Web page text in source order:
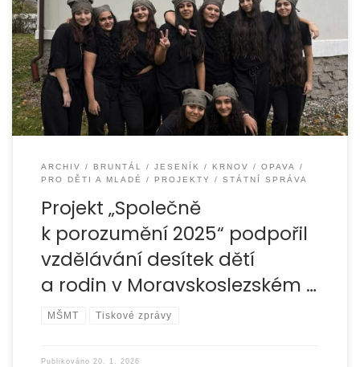
Organizace EUROTOPIA.CZ, o.p.s. v průběhu roku 2025
realizovala projekt „Společně k porozumění 2025“, jehož
cílem bylo podpořit vzdělávání dětí ze sociálně
znevýhodněného
ARCHIV BRUNTÁL JESENÍK KRNOV
OPAVA
PRO DĚTI A MLADÉ
PROJEKTY STÁTNÍ SPRÁVA
Projekt „Společně
k porozumění 2025“ podpořil
vzdělávání desítek dětí
a rodin v Moravskoslezském …
MŠMT Tiskové zprávy
Publikováno 20. 1. 2026